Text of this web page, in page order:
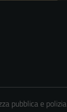
pubblica e polizia